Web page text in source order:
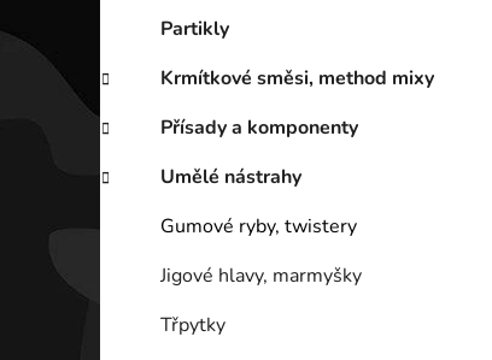
Partikly
Krmítkové směsi, method mixy
Přísady a komponenty
Umělé nástrahy
Gumové ryby, twistery
Jigové hlavy, marmyšky
Třpytky